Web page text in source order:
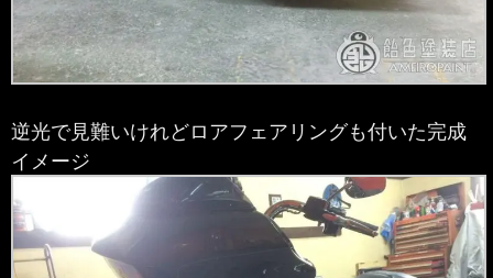
逆光で見難いけれどロアフェアリングも付いた完成
イメージ